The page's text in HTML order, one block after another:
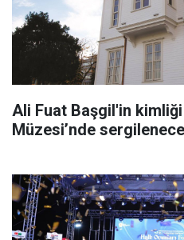
Ali Fuat Başgil'in
Müzesi’nde